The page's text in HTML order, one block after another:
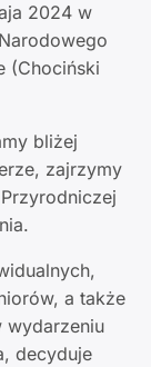
2024 w
(Chociński
bliżej
zajrzymy
a także
wydarzeniu
decyduje